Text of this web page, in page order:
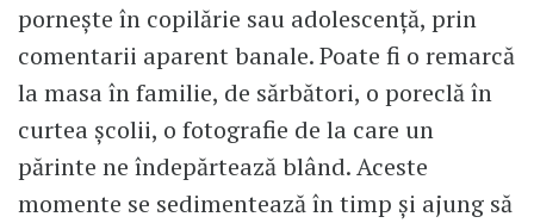
pornește în copilărie sau adolescență, prin
comentarii aparent banale. Poate fi o remarcă
la masa în familie, de sărbători, o poreclă în
curtea școlii, o fotografie de la care un
părinte ne îndepărtează blând. Aceste
momente se sedimentează în timp și ajung să